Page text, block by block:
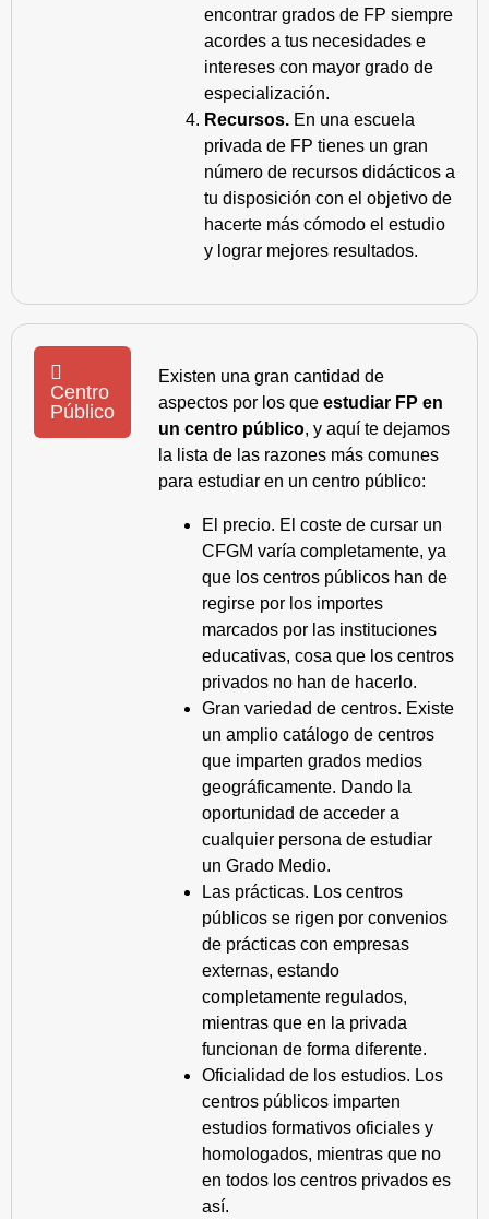
encontrar grados de FP siempre
acordes a tus necesidades e
intereses con mayor grado de
especialización.
Recursos. En una escuela
privada de FP tienes un gran
número de recursos didácticos a
tu disposición con el objetivo de
hacerte más cómodo el estudio
y lograr mejores resultados.
Centro
Público
Existen una gran cantidad de
aspectos por los que estudiar FP en
un centro público, y aquí te dejamos
la lista de las razones más comunes
para estudiar en un centro público:
El precio. El coste de cursar un
CFGM varía completamente, ya
que los centros públicos han de
regirse por los importes
marcados por las instituciones
educativas, cosa que los centros
privados no han de hacerlo.
Gran variedad de centros. Existe
un amplio catálogo de centros
que imparten grados medios
geográficamente. Dando la
oportunidad de acceder a
cualquier persona de estudiar
un Grado Medio.
Las prácticas. Los centros
públicos se rigen por convenios
de prácticas con empresas
externas, estando
completamente regulados,
mientras que en la privada
funcionan de forma diferente.
Oficialidad de los estudios. Los
centros públicos imparten
estudios formativos oficiales y
homologados, mientras que no
en todos los centros privados es
así.